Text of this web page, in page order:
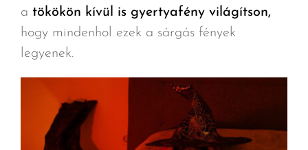
a tökökön kívül is gyertyafény világítson,
hogy mindenhol ezek a sárgás fények
legyenek.